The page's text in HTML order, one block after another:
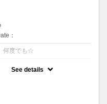
：
何度でも☆
See details